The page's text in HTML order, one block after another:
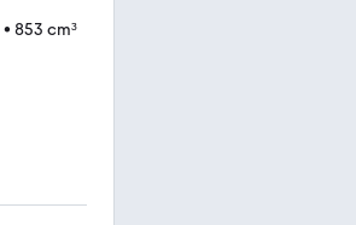
• 853 cm³